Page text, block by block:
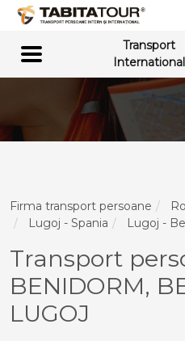
Transport
International
Firma transport persoane
Lugoj - Spania
Lugoj -
Transport
BENIDORM,
LUGOJ